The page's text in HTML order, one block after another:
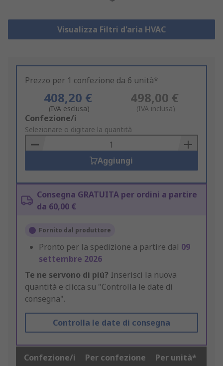
Visualizza Filtri d'aria HVAC
Prezzo per 1 confezione da 6 unità*
408,20 €
(IVA esclusa)
498,00 €
(IVA inclusa)
Add
to
Basket
Confezione/i
Selezionare o digitare la quantità
Aggiungi
Consegna GRATUITA per ordini a partire
da 60,00 €
Fornito dal produttore
Pronto per la spedizione a partire dal 09
settembre 2026
Te ne servono di più? Inserisci la nuova
quantità e clicca su "Controlla le date di
consegna".
Controlla le date di consegna
Confezione/i Per confezione Per unità*